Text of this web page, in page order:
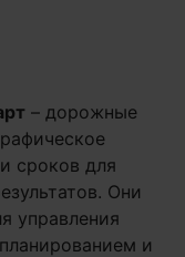
– дорожные
и сроков для
Они
управления
и